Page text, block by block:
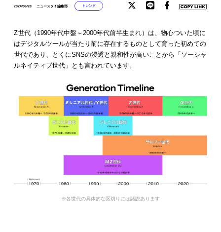
2024/06/28 ニュースタ！編集部 トレンド
Z世代（1990年代中盤～2000年代前半生まれ）は、物心ついた頃に
はデジタルツールが当たり前に存在するものとして育った初めての
世代であり、とくにSNSの浸透と親和性が高いことから「ソーシャ
ルネイティブ世代」とも言われています。
※各世代の具体的な区切りには諸説あります